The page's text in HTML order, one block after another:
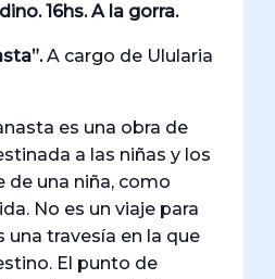
16hs. A la gorra.
A cargo de Ulularia
es una obra de
a las niñas y los
de una niña, como
No es un viaje para
una travesía en la que
El punto de